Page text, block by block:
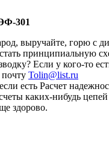
301
выручайте, горю с
принципиальную
Если у кого-то
почту Tolin@list.ru
есть Расчет
каких-нибудь
здорово.